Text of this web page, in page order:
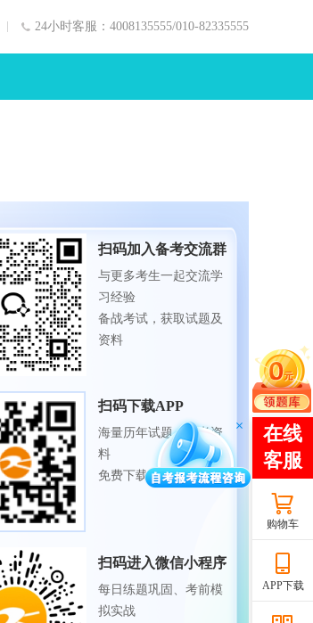
24小时客服：4008135555/010-82335555
扫码加入备考交流群
与更多考生一起交流学
习经验
备战考试，获取试题及
资料
扫码下载APP
海量历年试题、备考资
料
免费下载领取
扫码进入微信小程序
每日练题巩固、考前模
拟实战
购物车
APP下载